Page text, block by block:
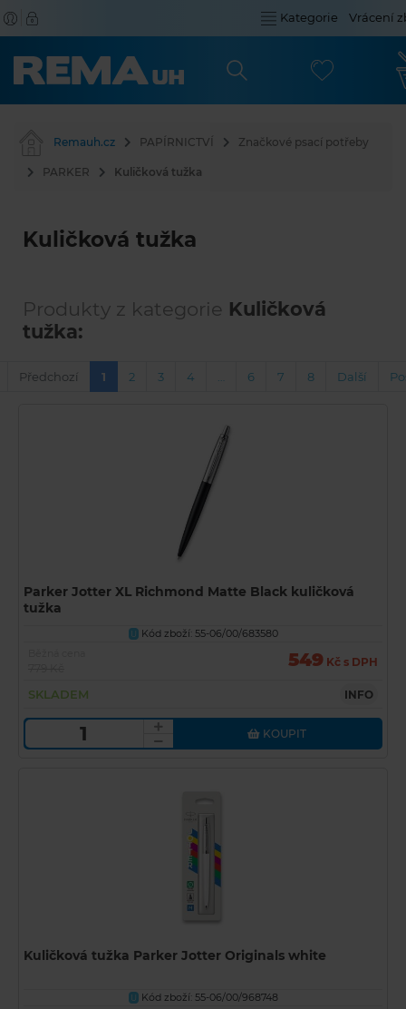
Kategorie Vrácení
Remauh.cz PAPÍRNICTVÍ Značkové psací potřeby
PARKER Kuličková tužka
Kuličková tužka
Produkty z kategorie Kuličková
tužka:
Předchozí 1 2 3 4 6 7 8 Další
Parker Jotter XL Richmond Matte Black kuličková
tužka
U Kód zboží: 55-06/00/683580
549 Kč s DPH
SKLADEM INFO
KOUPIT
Kuličková tužka Parker Jotter Originals white
U Kód zboží: 55-06/00/968748